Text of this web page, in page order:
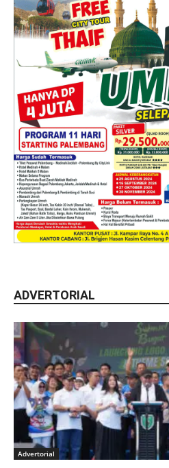
ADVERTORIAL
Advertorial